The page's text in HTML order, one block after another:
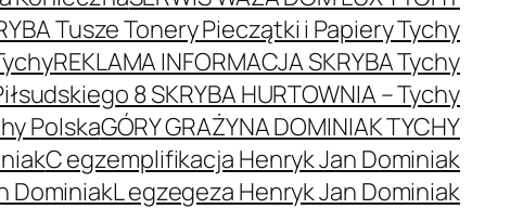
Tusze Tonery Pieczątki i Papiery Tychy
REKLAMA INFORMACJA SKRYBA Tychy
8 SKRYBA HURTOWNIA – Tychy
PolskaGÓRY GRAŻYNA DOMINIAK TYCHY
C egzemplifikacja Henryk Jan Dominiak
DominiakL egzegeza Henryk Jan Dominiak